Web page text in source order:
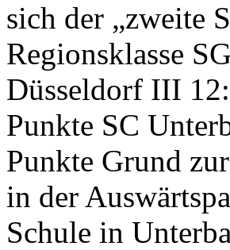
sich der „zweite
Regionsklasse
Düsseldorf III
Punkte SC
Punkte Grund
in der
Schule in